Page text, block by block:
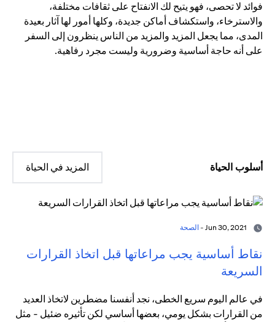
فوائد لا تحصى، فهو يتيح لك الانفتاح على ثقافات مختلفة،
والاسترخاء، واستكشاف أماكن جديدة، وكلها أمور لها آثار بعيدة
المدى، مما يجعل المزيد والمزيد من الناس ينظرون إلى السفر
على أنه حاجة أساسية وضرورية وليست مجرد رفاهية.
أسلوب الحياة المزيد في الحياة
الصحة
نقاط أساسية يجب مراعاتها قبل اتخاذ القرارات
السريعة
في عالم اليوم سريع الخطى، نجد أنفسنا مضطرين لاتخاذ العديد
من القرارات بشكل يومي، بعضها أساسي لكن تأثيره ضئيل - مثل